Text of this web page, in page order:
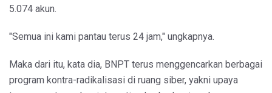
5.074 akun.
"Semua ini kami pantau terus 24 jam," ungkapnya.
Maka dari itu, kata dia, BNPT terus menggencarkan berbagai
program kontra-radikalisasi di ruang siber, yakni upaya